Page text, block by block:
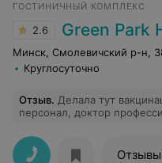
ГОСТИНИЧНЫЙ КОМПЛЕКС
2.6 Green Park
Минск, Смолевичский р-н,
Круглосуточно
Отзыв. Делала тут
персонал, доктор профессионал! Встретили на
Отзывы